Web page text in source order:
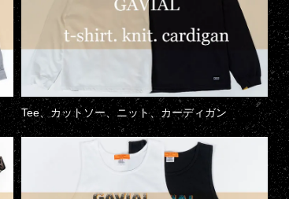
Tee、カットソー、ニット、カーディガン